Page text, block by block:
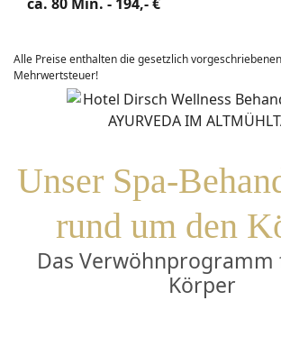
Alle Preise enthalten die gesetzlich
Mehrwertsteuer!
Unser Spa-
rund um den
Das
Körper